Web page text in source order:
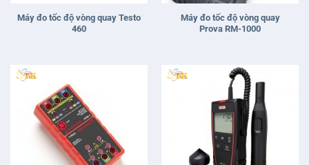
Máy đo tốc độ vòng quay Testo
460
Máy đo tốc độ vòng quay
Prova RM-1000